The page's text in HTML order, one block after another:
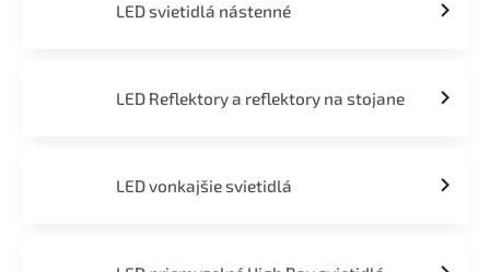
LED svietidlá nástenné
LED Reflektory a reflektory na stojane
LED vonkajšie svietidlá